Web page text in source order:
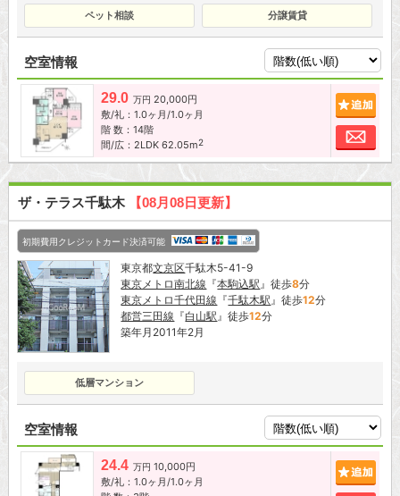
ペット相談 分譲賃貸
空室情報
29.0 万円 20,000円
敷/礼：1.0ヶ月/1.0ヶ月
階 数：14階
間/広：2LDK 62.05m2
お
ザ・テラス千駄木 【08月08日更新】
初期費用クレジットカード決済可能
東京都文京区千駄木5-41-9
東京メトロ南北線 『本駒込駅 』徒歩8分
東京メトロ千代田線 『千駄木駅 』徒歩12分
都営三田線 『白山駅 』徒歩12分
築年月2011年2月
低層マンション
空室情報
24.4 万円 10,000円
敷/礼：1.0ヶ月/1.0ヶ月